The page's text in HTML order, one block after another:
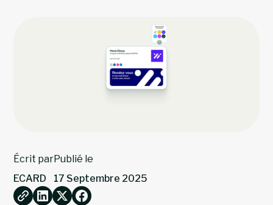
Écrit par
ECARD
Publié le
17 Septembre 2025